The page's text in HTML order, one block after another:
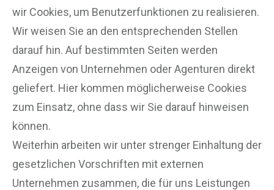
wir Cookies, um Benutzerfunktionen zu realisieren.
Wir weisen Sie an den entsprechenden Stellen
darauf hin. Auf bestimmten Seiten werden
Anzeigen von Unternehmen oder Agenturen direkt
geliefert. Hier kommen möglicherweise Cookies
zum Einsatz, ohne dass wir Sie darauf hinweisen
können.
Weiterhin arbeiten wir unter strenger Einhaltung der
gesetzlichen Vorschriften mit externen
Unternehmen zusammen, die für uns Leistungen